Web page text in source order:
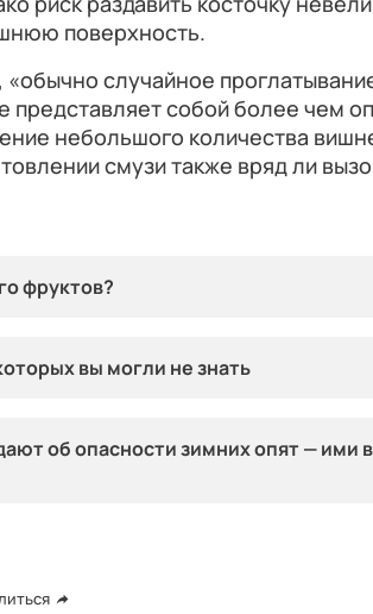
поверхность.
«обычно случайное
представляет собой более чем
небольшого количества
смузи также вряд ли
фруктов?
вы могли не знать
об опасности зимних опят — ими